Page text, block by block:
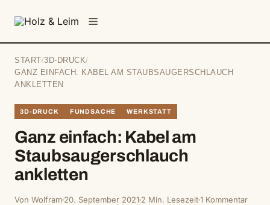
START /3D-DRUCK/
GANZ EINFACH: KABEL AM STAUBSAUGERSCHLAUCH
ANKLETTEN
3D-DRUCK FUNDSACHE WERKSTATT
Ganz einfach: Kabel am
Staubsaugerschlauch
ankletten
Von Wolfram 20. September 2021 2 Min. Lesezeit1 Kommentar